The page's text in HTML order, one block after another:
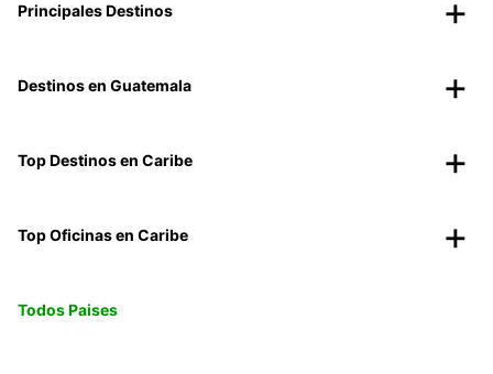
Principales Destinos
Destinos en Guatemala
Top Destinos en Caribe
Top Oficinas en Caribe
Todos Paises